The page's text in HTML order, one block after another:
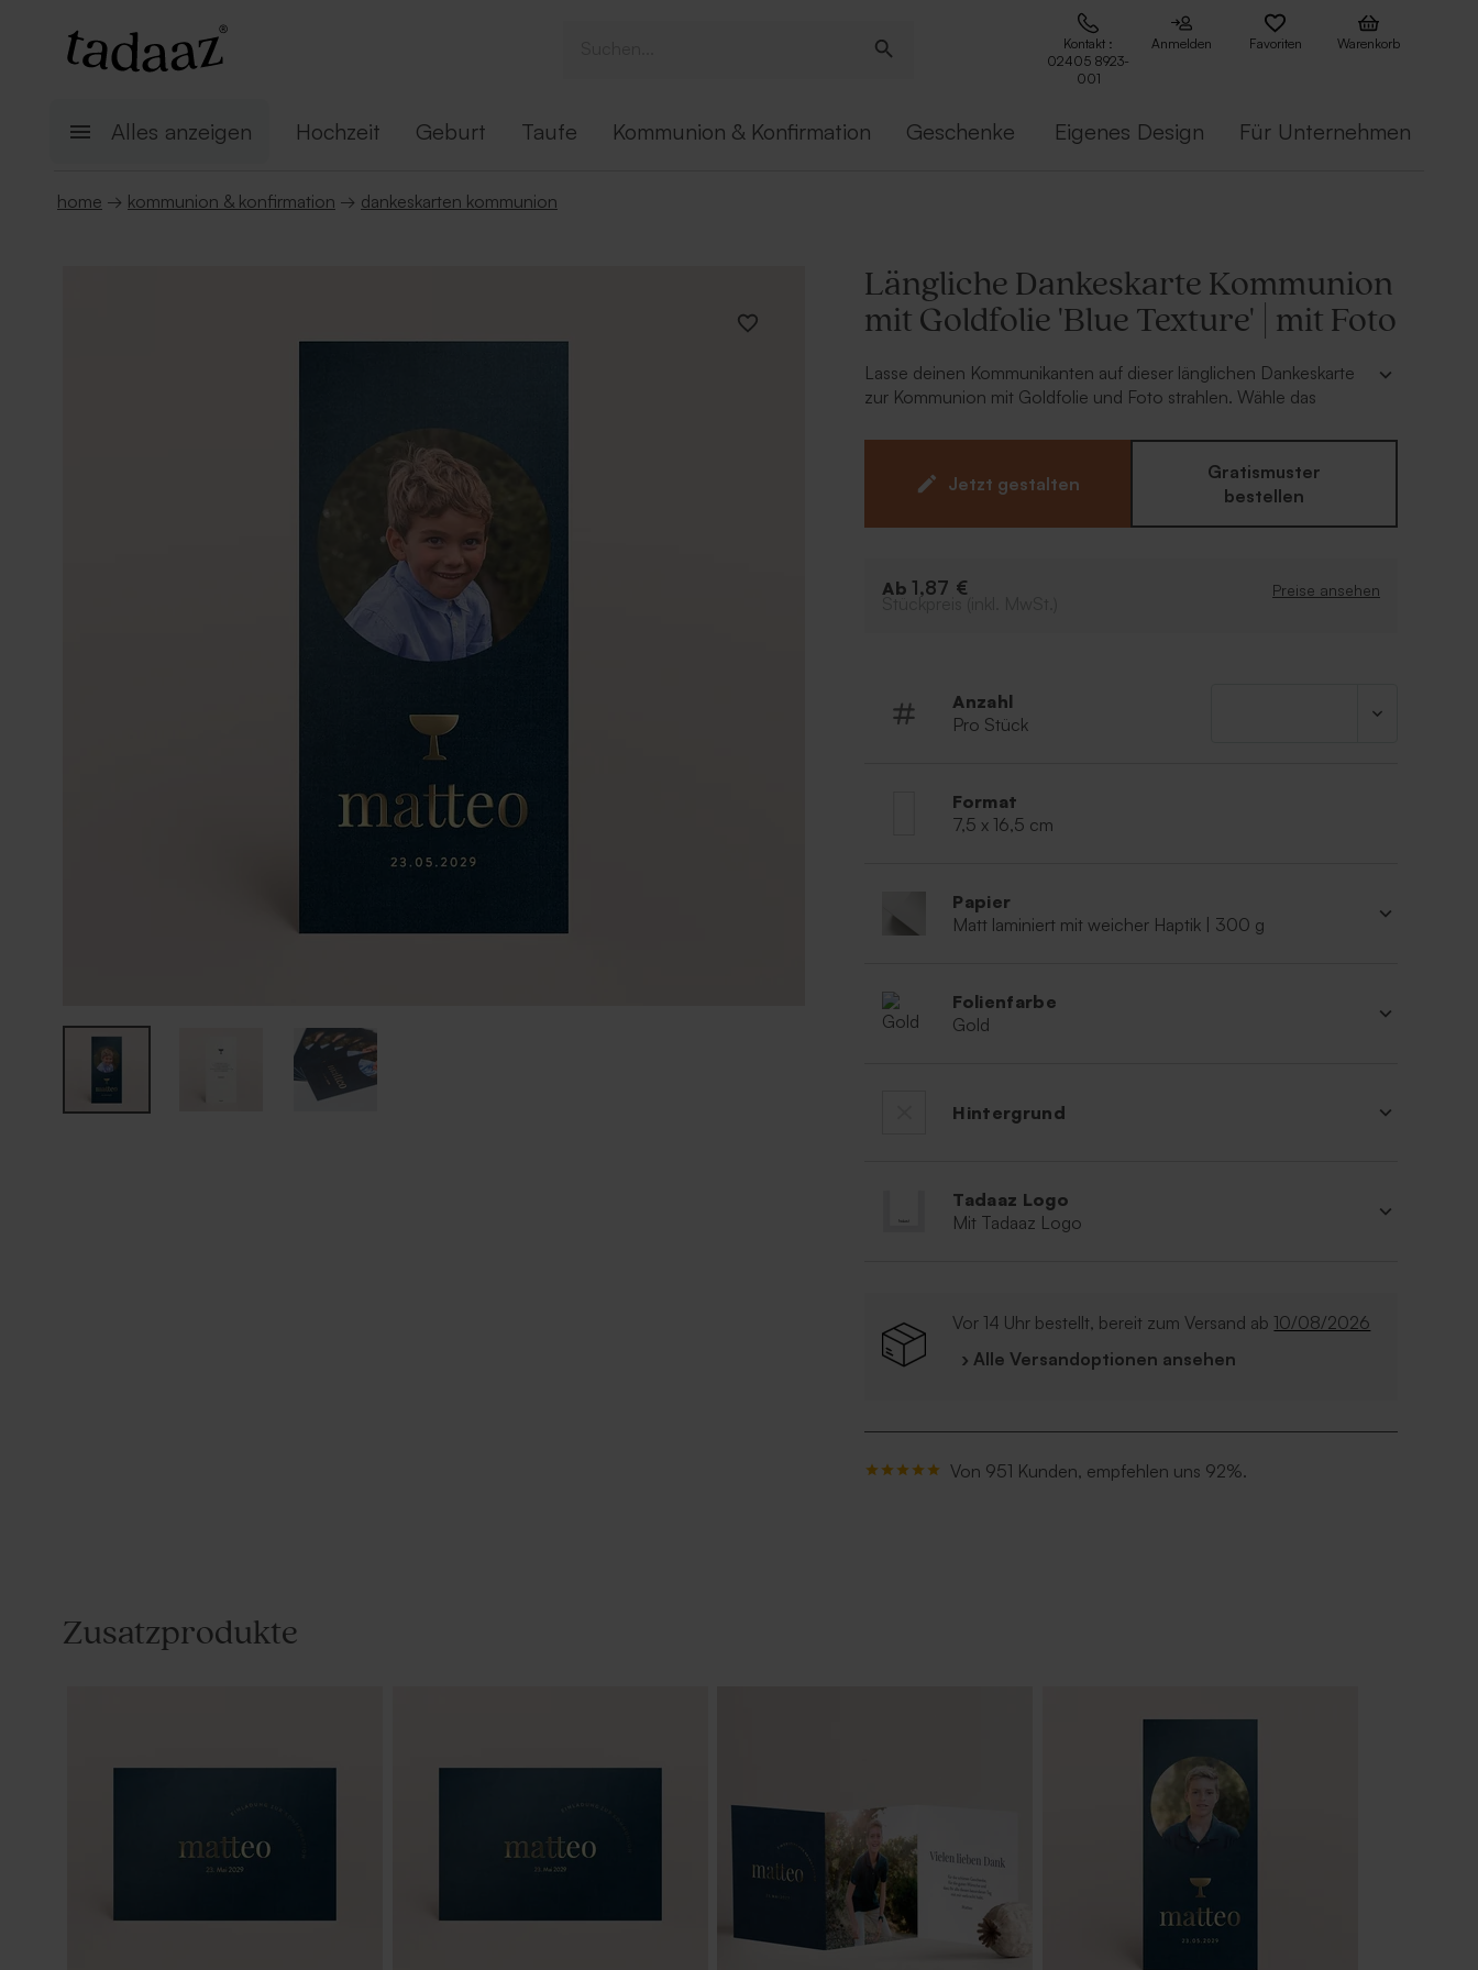
Kontakt :
02405 8923-
001
Anmelden Favoriten Warenkorb
Alles anzeigen Hochzeit Geburt Taufe Kommunion & Konfirmation Geschenke Eigenes Design Für Unternehmen
home → kommunion & konfirmation → dankeskarten kommunion
Längliche Dankeskarte Kommunion
mit Goldfolie 'Blue Texture' | mit Foto
Lasse deinen Kommunikanten auf dieser länglichen Dankeskarte
zur Kommunion mit Goldfolie und Foto strahlen. Wähle das
deinem eigenen Text, deine Lieblingsfolienfarbe und den
schönsten Hintergrund in unserem Online-Editor. Nach der
Kommunionsfeier ist diese Karte also ideal, um dich bei deinen
Veredlung mit Goldfolie
Jetzt gestalten
Gratismuster
bestellen
Ab 1,87 € Preise ansehen
Anzahl
Pro Stück
Format
7,5 x 16,5 cm
Papier
Matt laminiert mit weicher Haptik | 300 g
Folienfarbe
Gold
Hintergrund
Tadaaz Logo
Mit Tadaaz Logo
Vor 14 Uhr bestellt, bereit zum Versand ab 10/08/2026
› Alle Versandoptionen ansehen
Von 951 Kunden, empfehlen uns 92%.
Zusatzprodukte